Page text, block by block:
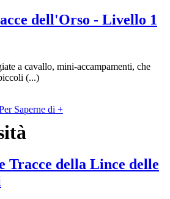
dell'Orso - Livello 1
a cavallo, mini-accampamenti, che
(...)
Saperne di +
Tracce della Lince delle